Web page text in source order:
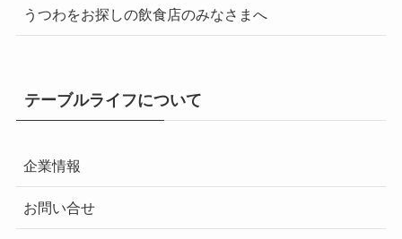
うつわをお探しの飲食店のみなさまへ
テーブルライフについて
企業情報
お問い合せ